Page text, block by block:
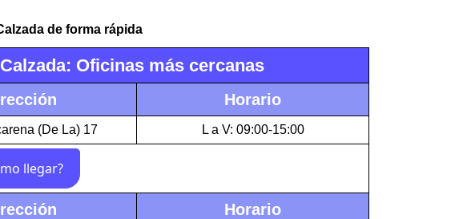
de forma rápida
Oficinas más cercanas
Horario
(De La) 17 L a V: 09:00-15:00
Horario